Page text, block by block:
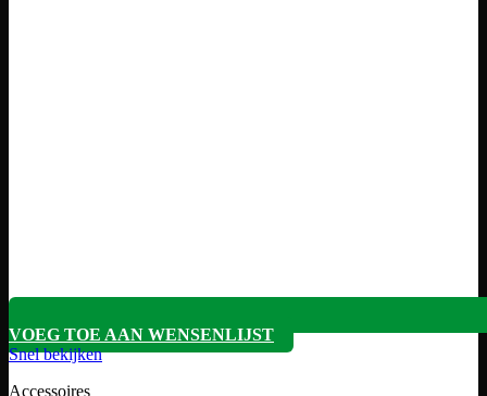
VOEG TOE AAN WENSENLIJST
Snel bekijken
Accessoires